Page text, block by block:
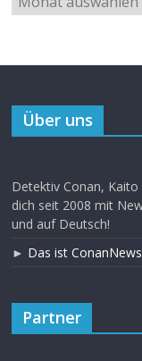
Über uns
Detektiv Conan,
dich seit 2008 mit
und auf Deutsch!
► Das ist
Partner